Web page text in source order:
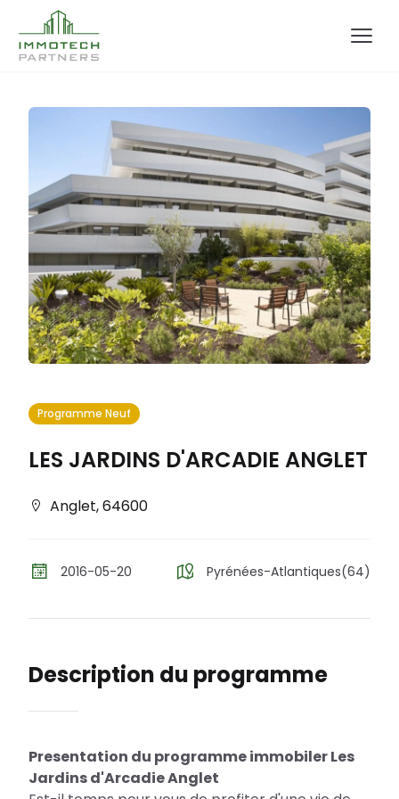
Programme Neuf
LES JARDINS D'ARCADIE ANGLET
Anglet,64600
2016-05-20 Pyrénées-Atlantiques(64)
Description du programme
Presentation du programme immobiler Les
Jardins d'Arcadie Anglet